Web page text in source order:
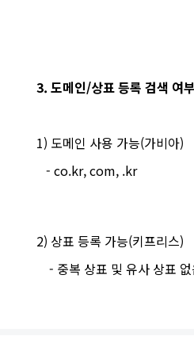
3. 도메인/상표 등록 검색 여
1) 도메인 사용 가능(가비아)
- co.kr, com, .kr
2) 상표 등록 가능(키프리스)
- 중복 상표 및 유사 상표